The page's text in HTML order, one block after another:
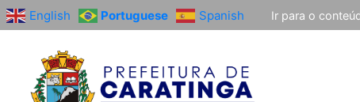
English Portuguese Spanish Ir para o